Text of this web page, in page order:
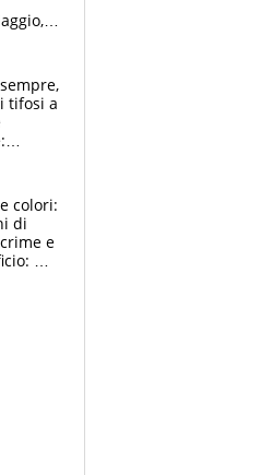
tifosi
tifosi a
colori:
di
e
De